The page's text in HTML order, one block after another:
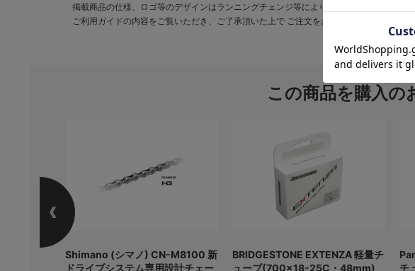
掲載商品の仕様、ロゴ等のデザインはランニングチェンジ等により予告なく変更になる場
ご利用ガイドの内容をご覧いただき、ご了承頂いた上で ご注文をお願い致します。
この商品を購入の
Shimano (シマノ) CN-M8100 新
ドライブシステム専用設計チェー
BRIDGESTONE EXTENZA 軽量チ
ューブ(700×18-25C・48mm)
チ